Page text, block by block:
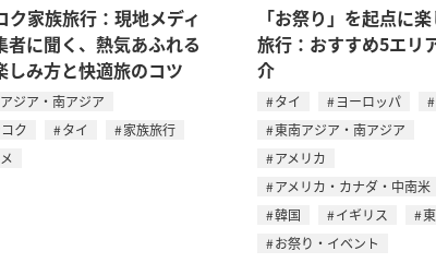
ク家族旅行：現地メディ
者に聞く、熱気あふれる
しみ方と快適旅のコツ
ジア・南アジア
ク
タイ
家族旅行
「お祭り」を起点に
旅行：おすすめ5エリ
介
タイ ヨーロッパ
東南アジア・南アジア
アメリカ
アメリカ・カナダ・中南米
韓国
イギリス
お祭り・イベント